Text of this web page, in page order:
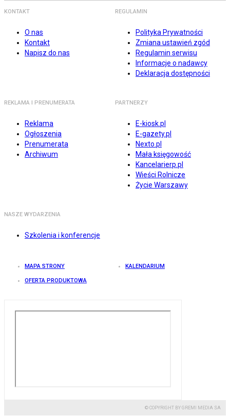
KONTAKT
O nas
Kontakt
Napisz do nas
REGULAMIN
Polityka Prywatności
Zmiana ustawień zgód
Regulamin serwisu
Informacje o nadawcy
Deklaracja dostępności
REKLAMA I PRENUMERATA
Reklama
Ogłoszenia
Prenumerata
Archiwum
PARTNERZY
E-kiosk.pl
E-gazety.pl
Nexto.pl
Mała księgowość
Kancelarierp.pl
Wieści Rolnicze
Życie Warszawy
NASZE WYDARZENIA
Szkolenia i konferencje
MAPA STRONY KALENDARIUM
OFERTA PRODUKTOWA
© COPYRIGHT BY GREMI MEDIA SA